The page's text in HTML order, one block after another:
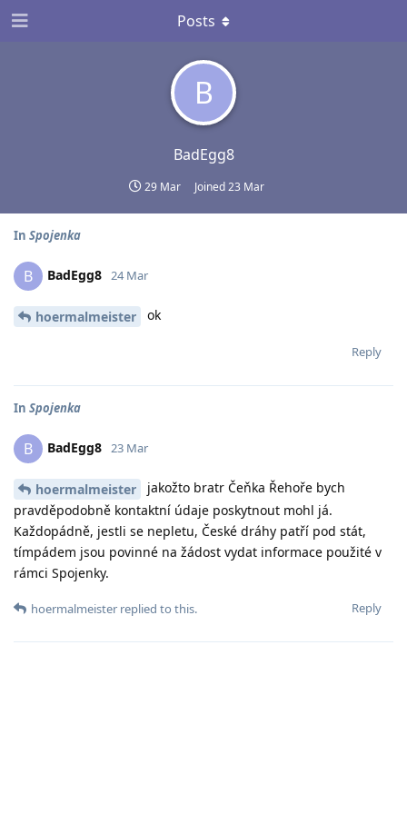
B
BadEgg8
29 Mar Joined23 Mar
Posts
In Spojenka
B BadEgg8 24 Mar
hoermalmeister ok
Reply
In Spojenka
B BadEgg8 23 Mar
hoermalmeister
jakožto bratr Čeňka Řehoře bych
pravděpodobně kontaktní údaje poskytnout mohl já.
Každopádně, jestli se nepletu, České dráhy patří pod stát,
tímpádem jsou povinné na žádost vydat informace použité v
rámci Spojenky.
Reply
hoermalmeister replied to this.